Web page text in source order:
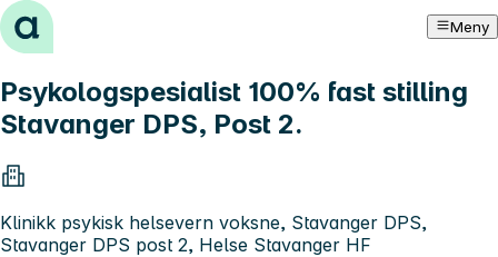
Hopp til innhold Meny
Psykologspesialist 100% fast stilling
Stavanger DPS, Post 2.
Klinikk psykisk helsevern voksne, Stavanger DPS,
Stavanger DPS post 2, Helse Stavanger HF